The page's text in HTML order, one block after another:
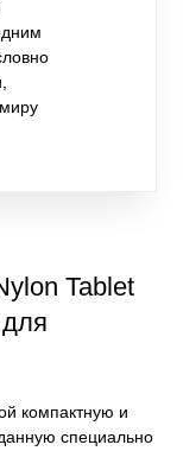
Tablet
компактную и
специально